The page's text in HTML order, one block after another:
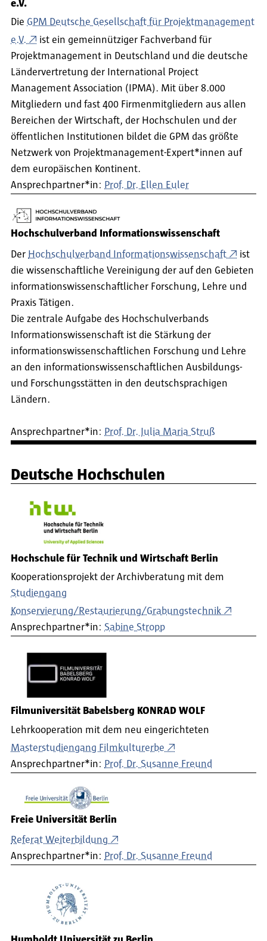
e.V.
Die GPM Deutsche Gesellschaft für Projektmanagement
e.V.
ist ein gemeinnütziger Fachverband für
Projektmanagement in Deutschland und die deutsche
Ländervertretung der International Project
Management Association (IPMA). Mit über 8.000
Mitgliedern und fast 400 Firmenmitgliedern aus allen
Bereichen der Wirtschaft, der Hochschulen und der
öffentlichen Institutionen bildet die GPM das größte
Netzwerk von Projektmanagement-Expert*innen auf
dem europäischen Kontinent.
Ansprechpartner*in: Prof. Dr. Ellen Euler
Hochschulverband Informationswissenschaft
Der Hochschulverband Informationswissenschaft
ist
die wissenschaftliche Vereinigung der auf den Gebieten
informationswissenschaftlicher Forschung, Lehre und
Praxis Tätigen.
Die zentrale Aufgabe des Hochschulverbands
Informationswissenschaft ist die Stärkung der
informationswissenschaftlichen Forschung und Lehre
an den informationswissenschaftlichen Ausbildungs-
und Forschungsstätten in den deutschsprachigen
Ländern.
Ansprechpartner*in: Prof. Dr. Julia Maria Struß
Deutsche Hochschulen
Hochschule für Technik und Wirtschaft Berlin
Kooperationsprojekt der Archivberatung mit dem
Studiengang
Konservierung/Restaurierung/Grabungstechnik
Ansprechpartner*in: Sabine Stropp
Filmuniversität Babelsberg KONRAD WOLF
Lehrkooperation mit dem neu eingerichteten
Masterstudiengang Filmkulturerbe
Ansprechpartner*in: Prof. Dr. Susanne Freund
Freie Universität Berlin
Referat Weiterbildung
Ansprechpartner*in: Prof. Dr. Susanne Freund